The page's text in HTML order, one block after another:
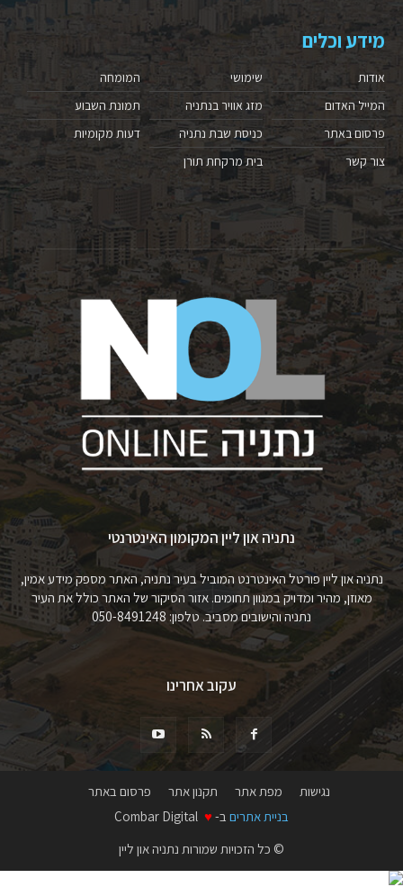
מידע וכלים
אודות
המייל האדום
פרסום באתר
צור קשר
שימושי
מזג אוויר בנתניה
כניסת שבת נתניה
בית מרקחת תורן
המומחה
תמונת השבוע
דעות מקומיות
נתניה און ליין המקומון האינטרנטי
נתניה און ליין פורטל האינטרנט המוביל בעיר נתניה, האתר מספק מידע אמין,
מאוזן, מהיר ומדויק במגוון תחומים. אזור הסיקור של האתר כולל את העיר
נתניה והישובים מסביב. טלפון: 050-8491248
עקוב אחרינו
נגישות מפת אתר תקנון אתר
פרסום באתר
בניית אתרים ב- ♥
© כל הזכויות שמורות נתניה און ליין